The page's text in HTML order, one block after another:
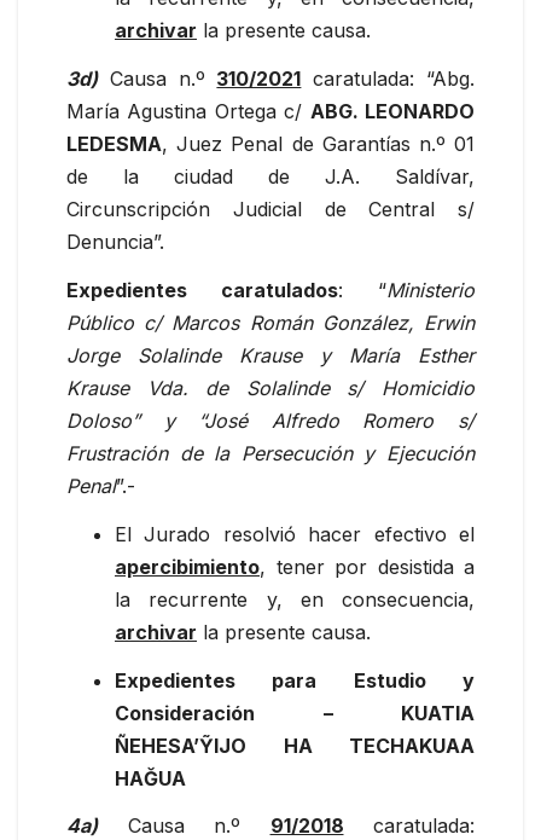
archivar la presente causa.
3d)Causa n.º 310/2021 caratulada: “Abg.
María Agustina Ortega c/ ABG. LEONARDO
LEDESMA, Juez Penal de Garantías n.º 01
de la ciudad de J.A. Saldívar,
Circunscripción Judicial de Central s/
Denuncia”.
Expedientes caratulados: “Ministerio
Público c/ Marcos Román González, Erwin
Jorge Solalinde Krause y María Esther
Krause Vda. de Solalinde s/ Homicidio
Doloso” y “José Alfredo Romero s/
Frustración de la Persecución y Ejecución
Penal”.-
El Jurado resolvió hacer efectivo el
apercibimiento, tener por desistida a
la recurrente y, en consecuencia,
archivar la presente causa.
Expedientes para Estudio y
Consideración – KUATIA
ÑEHESA’ỸIJO HA TECHAKUAA
HAĞUA
4a)Causa n.º 91/2018 caratulada: